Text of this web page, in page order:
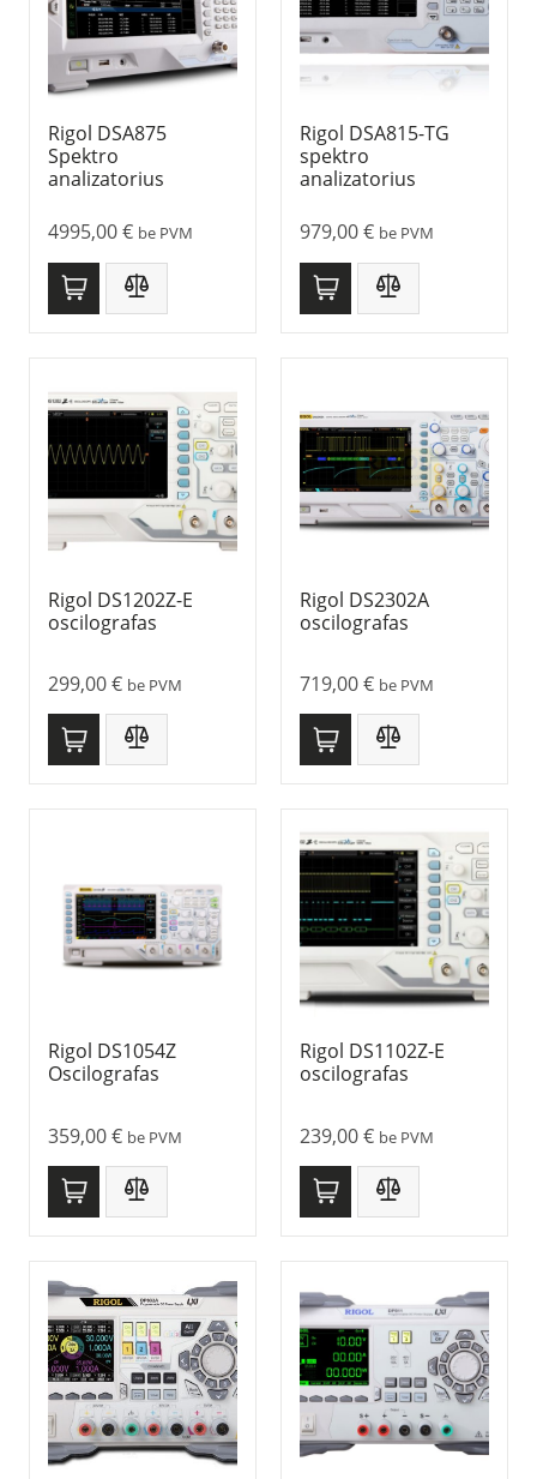
Rigol DSA875
Spektro
analizatorius
4995,00€ be PVM
Rigol DSA815-TG
spektro
analizatorius
979,00€ be PVM
Rigol DS1202Z-E
oscilografas
299,00€ be PVM
Rigol DS2302A
oscilografas
719,00€ be PVM
Rigol DS1054Z
Oscilografas
359,00€ be PVM
Rigol DS1102Z-E
oscilografas
239,00€ be PVM